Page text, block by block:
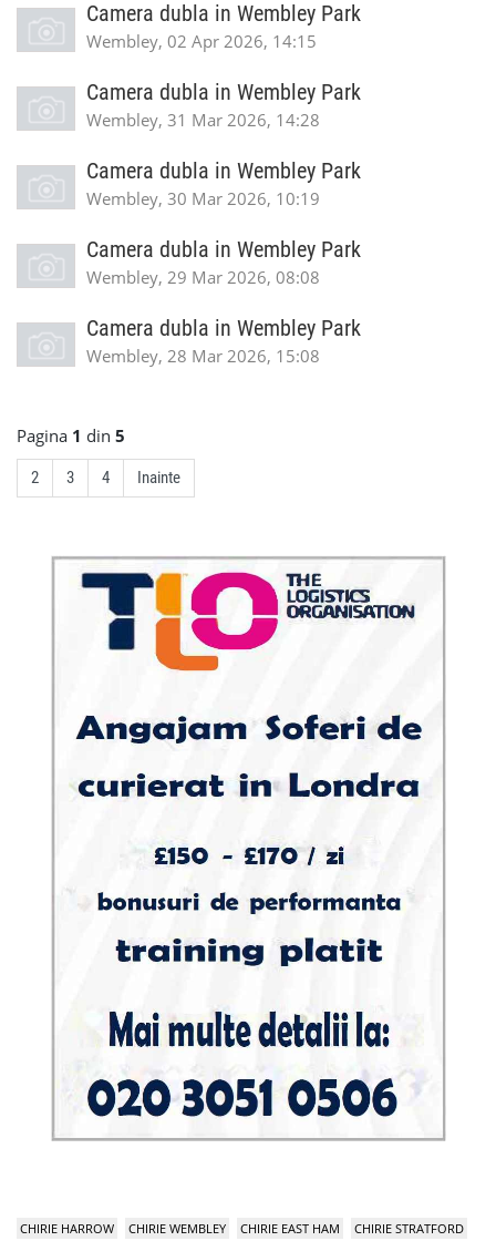
Camera dubla in Wembley Park
Wembley, 02 Apr 2026, 14:15
Camera dubla in Wembley Park
Wembley, 31 Mar 2026, 14:28
Camera dubla in Wembley Park
Wembley, 30 Mar 2026, 10:19
Camera dubla in Wembley Park
Wembley, 29 Mar 2026, 08:08
Camera dubla in Wembley Park
Wembley, 28 Mar 2026, 15:08
Pagina 1 din 5
2 3 4 Inainte
CHIRIE HARROW CHIRIE WEMBLEY CHIRIE EAST HAM
CHIRIE STRATFORD